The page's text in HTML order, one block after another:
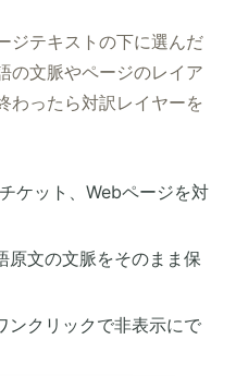
ジテキストの下に選んだ
の文脈やページのレイア
わったら対訳レイヤーを
ケット、Webページを対
原文の文脈をそのまま保
ンクリックで非表示にで